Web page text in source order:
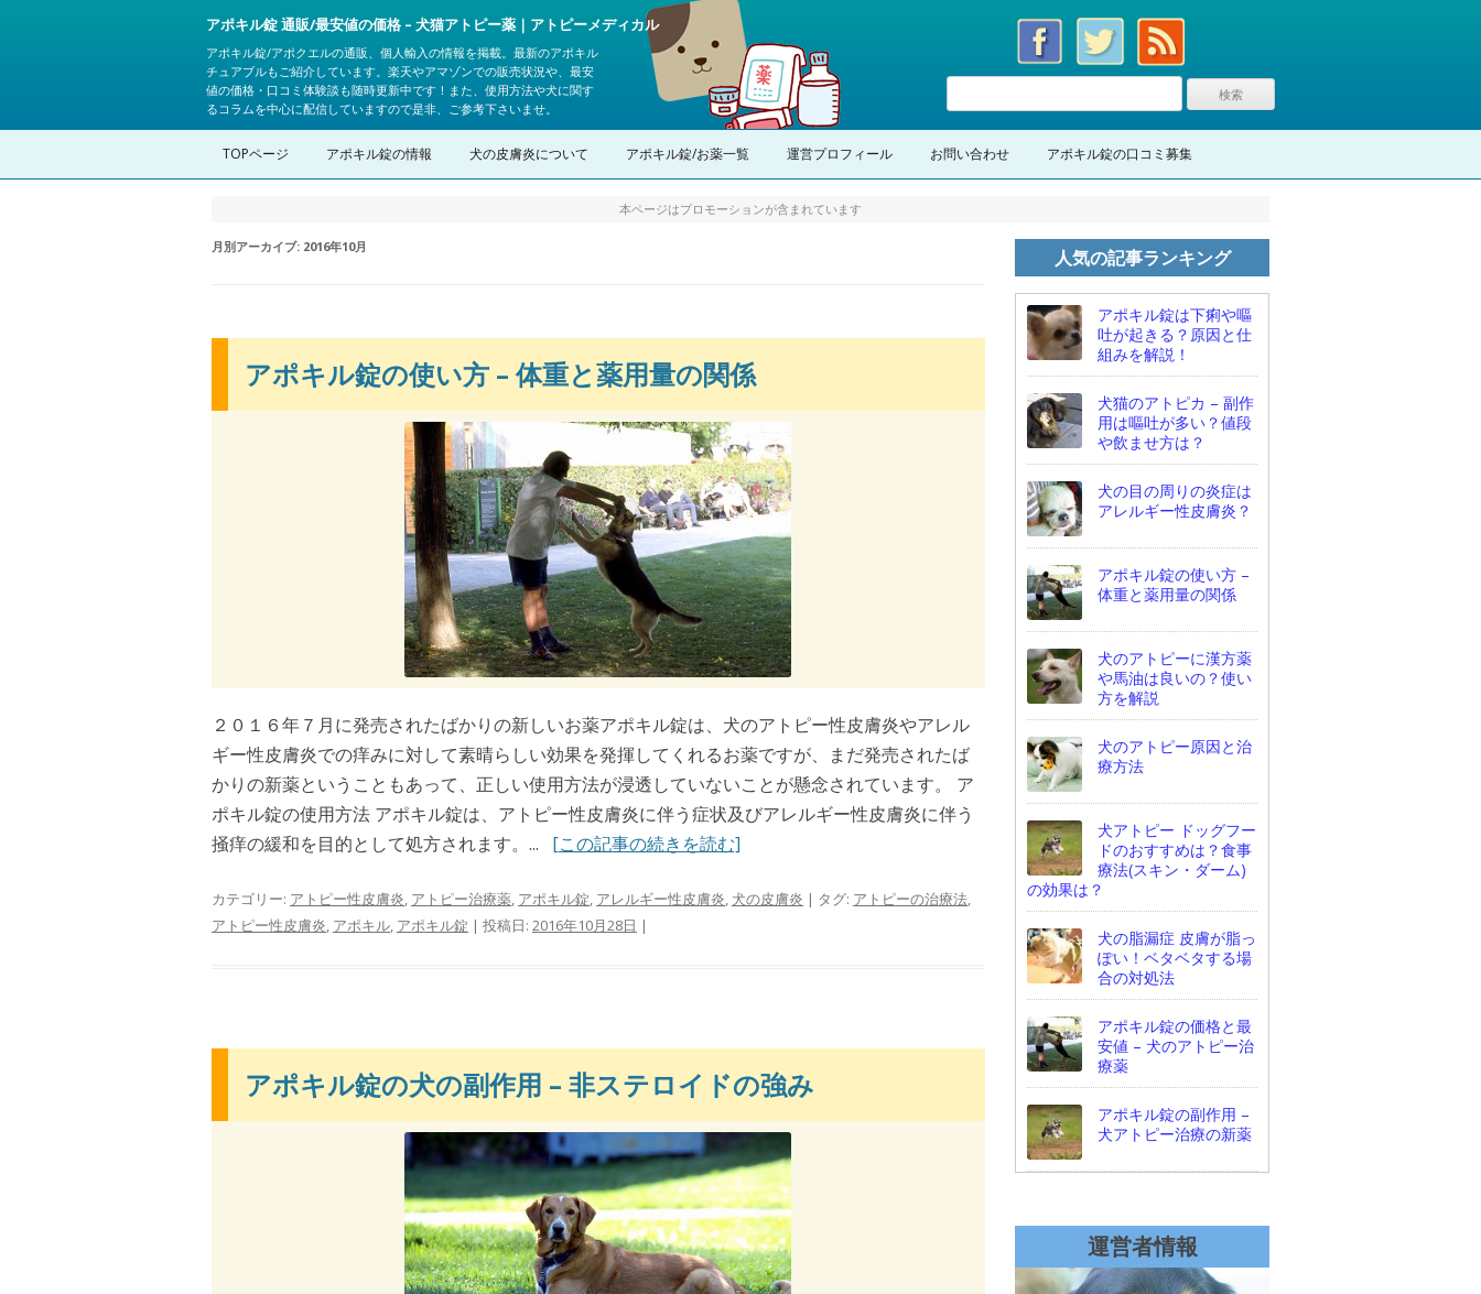
アポキル錠 通販/最安値の価格 – 犬猫アトピー薬｜アトピーメディカル
アポキル錠/アポクエルの通販、個人輸入の情報を掲載。最新のアポキル
チュアブルもご紹介しています。楽天やアマゾンでの販売状況や、最安
値の価格・口コミ体験談も随時更新中です！また、使用方法や犬に関す
るコラムを中心に配信していますので是非、ご参考下さいませ。
コンテンツへスキップ
TOPページ アポキル錠の情報 犬の皮膚炎について アポキル錠/お薬一覧 運営プロフィール お問い合わせ アポキル錠の口コミ募集
本ページはプロモーションが含まれています
月別アーカイブ: 2016年10月
アポキル錠の使い方 – 体重と薬用量の関係
２０１６年７月に発売されたばかりの新しいお薬アポキル錠は、犬のアトピー性皮膚炎やアレル
ギー性皮膚炎での痒みに対して素晴らしい効果を発揮してくれるお薬ですが、まだ発売されたば
かりの新薬ということもあって、正しい使用方法が浸透していないことが懸念されています。 ア
ポキル錠の使用方法 アポキル錠は、アトピー性皮膚炎に伴う症状及びアレルギー性皮膚炎に伴う
掻痒の緩和を目的として処方されます。... [この記事の続きを読む]
カテゴリー: アトピー性皮膚炎, アトピー治療薬, アポキル錠, アレルギー性皮膚炎, 犬の皮膚炎 | タグ: アトピーの治療法,
アトピー性皮膚炎, アポキル, アポキル錠 | 投稿日: 2016年10月28日 |
アポキル錠の犬の副作用 – 非ステロイドの強み
人気の記事ランキング
アポキル錠は下痢や嘔
吐が起きる？原因と仕
組みを解説！
犬猫のアトピカ – 副作
用は嘔吐が多い？値段
や飲ませ方は？
犬の目の周りの炎症は
アレルギー性皮膚炎？
アポキル錠の使い方 –
体重と薬用量の関係
犬のアトピーに漢方薬
や馬油は良いの？使い
方を解説
犬のアトピー原因と治
療方法
犬アトピー ドッグフー
ドのおすすめは？食事
療法(スキン・ダーム)
の効果は？
犬の脂漏症 皮膚が脂っ
ぽい！ベタベタする場
合の対処法
アポキル錠の価格と最
安値 – 犬のアトピー治
療薬
アポキル錠の副作用 –
犬アトピー治療の新薬
運営者情報